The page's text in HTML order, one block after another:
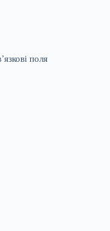
поля